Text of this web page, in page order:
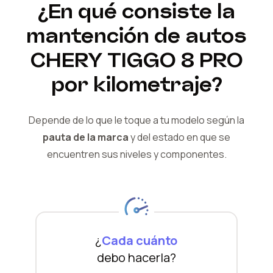
¿En qué consiste la
mantención de autos
CHERY TIGGO 8 PRO
por kilometraje?
Depende de lo que le toque a tu modelo según la
pauta de la marcay delestado en que se
encuentren sus niveles y componentes.
¿Cada cuánto
debo hacerla?